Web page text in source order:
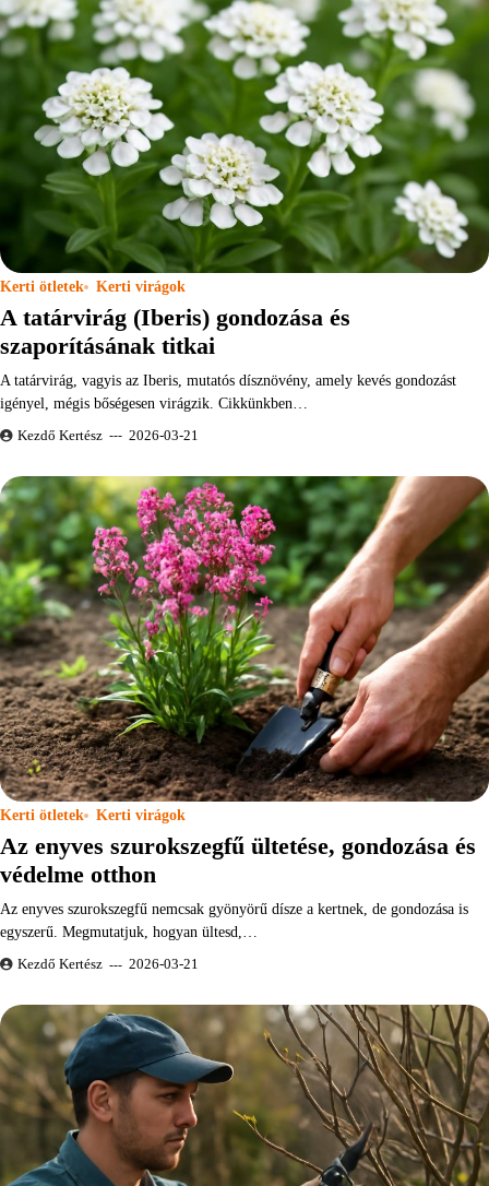
Kerti ötletek Kerti virágok
A tatárvirág (Iberis) gondozása és
szaporításának titkai
A tatárvirág, vagyis az Iberis, mutatós dísznövény, amely kevés gondozást
igényel, mégis bőségesen virágzik. Cikkünkben…
Kezdő Kertész 2026-03-21
Kerti ötletek Kerti virágok
Az enyves szurokszegfű ültetése, gondozása és
védelme otthon
Az enyves szurokszegfű nemcsak gyönyörű dísze a kertnek, de gondozása is
egyszerű. Megmutatjuk, hogyan ültesd,…
Kezdő Kertész 2026-03-21